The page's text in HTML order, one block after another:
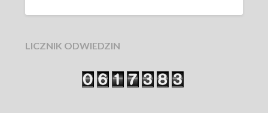
LICZNIK ODWIEDZIN